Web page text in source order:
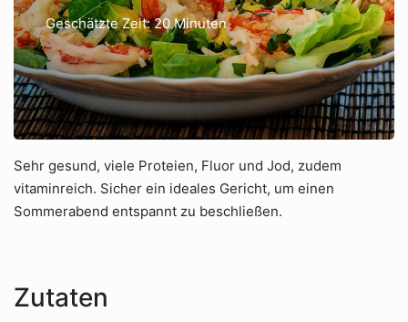
Geschätzte Zeit: 20 Minuten
Sehr gesund, viele Proteien, Fluor und Jod, zudem
vitaminreich. Sicher ein ideales Gericht, um einen
Sommerabend entspannt zu beschließen.
Zutaten